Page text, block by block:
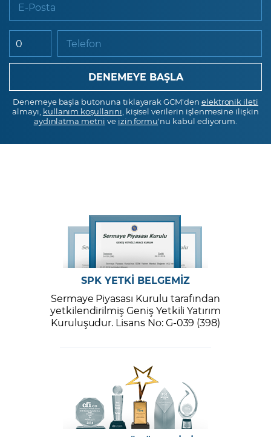
E-Posta
Telefon
Denemeye başla butonuna tıklayarak GCM'den elektronik ileti
almayı, kullanım koşullarını , kişisel verilerin işlenmesine ilişkin
aydınlatma metni ve izin formu'nu kabul ediyorum.
SPK YETKİ BELGEMİZ
Sermaye Piyasası Kurulu tarafından
yetkilendirilmiş Geniş Yetkili Yatırım
Kuruluşudur. Lisans No: G-039 (398)